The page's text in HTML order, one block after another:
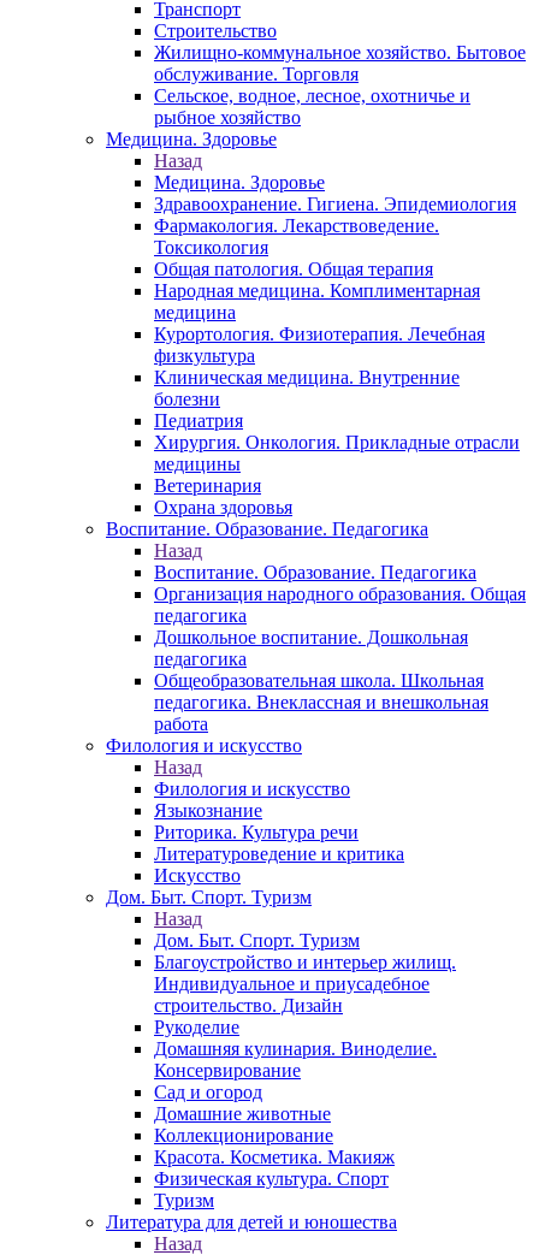
Транспорт
Строительство
Жилищно-коммунальное хозяйство. Бытовое
обслуживание. Торговля
Сельское, водное, лесное, охотничье и
рыбное хозяйство
Медицина. Здоровье
Назад
Медицина. Здоровье
Здравоохранение. Гигиена. Эпидемиология
Фармакология. Лекарствоведение.
Токсикология
Общая патология. Общая терапия
Народная медицина. Комплиментарная
медицина
Курортология. Физиотерапия. Лечебная
физкультура
Клиническая медицина. Внутренние
болезни
Педиатрия
Хирургия. Онкология. Прикладные отрасли
медицины
Ветеринария
Охрана здоровья
Воспитание. Образование. Педагогика
Назад
Воспитание. Образование. Педагогика
Организация народного образования. Общая
педагогика
Дошкольное воспитание. Дошкольная
педагогика
Общеобразовательная школа. Школьная
педагогика. Внеклассная и внешкольная
работа
Филология и искусство
Назад
Филология и искусство
Языкознание
Риторика. Культура речи
Литературоведение и критика
Искусство
Дом. Быт. Спорт. Туризм
Назад
Дом. Быт. Спорт. Туризм
Благоустройство и интерьер жилищ.
Индивидуальное и приусадебное
строительство. Дизайн
Рукоделие
Домашняя кулинария. Виноделие.
Консервирование
Сад и огород
Домашние животные
Коллекционирование
Красота. Косметика. Макияж
Физическая культура. Спорт
Туризм
Литература для детей и юношества
Назад